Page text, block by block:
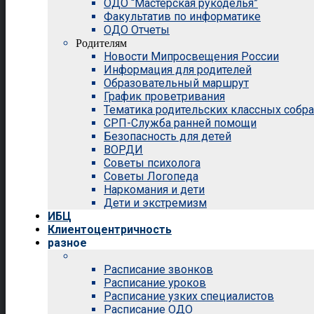
ОДО “Мастерская рукоделья”
Факультатив по информатике
ОДО Отчеты
Родителям
Новости Мипросвещения России
Информация для родителей
Образовательный маршрут
График проветривания
Тематика родительских классных
СРП-Служба ранней помощи
Безопасность для детей
ВОРДИ
Советы психолога
Советы Логопеда
Наркомания и дети
Дети и экстремизм
ИБЦ
Клиентоцентричность
разное
Расписание звонков
Расписание уроков
Расписание узких специалистов
Расписание ОДО